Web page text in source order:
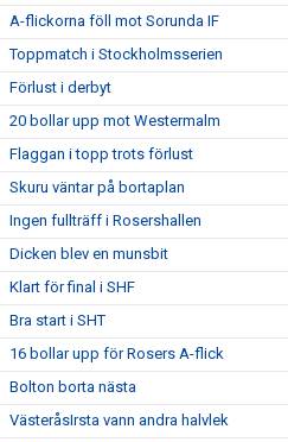
A-flickorna föll mot Sorunda IF
Toppmatch i Stockholmsserien
Förlust i derbyt
20 bollar upp mot Westermalm
Flaggan i topp trots förlust
Skuru väntar på bortaplan
Ingen fullträff i Rosershallen
Dicken blev en munsbit
Klart för final i SHF
Bra start i SHT
16 bollar upp för Rosers A-flick
Bolton borta nästa
VästeråsIrsta vann andra halvlek